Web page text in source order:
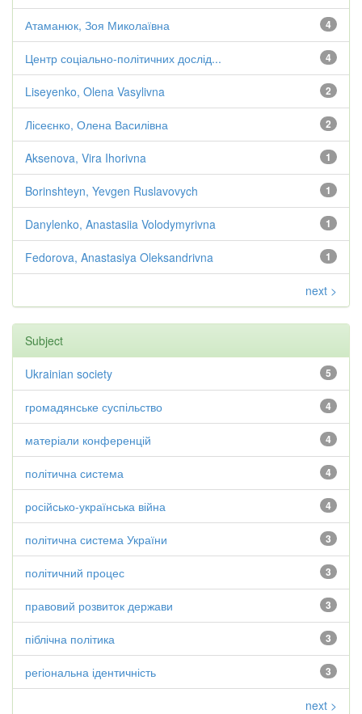
4
Атаманюк, Зоя Миколаївна
4
Центр соціально-політичних дослід...
2
Liseyenko, Olena Vasylivna
2
Лісеєнко, Олена Василівна
1
Aksenova, Vira Ihorivna
1
Borinshteyn, Yevgen Ruslavovych
1
Danylenko, Anastasiia Volodymyrivna
1
Fedorova, Anastasiya Oleksandrivna
next >
Subject
5
Ukrainian society
4
громадянське суспільство
4
матеріали конференцій
4
політична система
4
російсько-українська війна
3
політична система України
3
політичний процес
3
правовий розвиток держави
3
піблічна політика
3
регіональна ідентичність
next >